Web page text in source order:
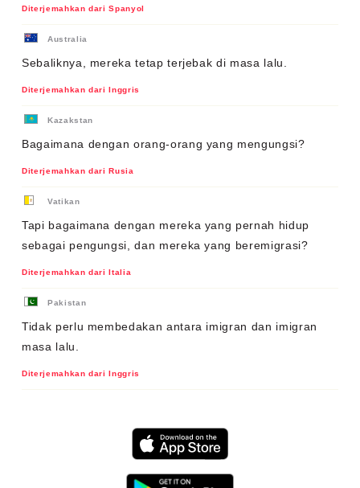
Diterjemahkan dari Spanyol
Australia
Sebaliknya, mereka tetap terjebak di masa lalu.
Diterjemahkan dari Inggris
Kazakstan
Bagaimana dengan orang-orang yang mengungsi?
Diterjemahkan dari Rusia
Vatikan
Tapi bagaimana dengan mereka yang pernah hidup
sebagai pengungsi, dan mereka yang beremigrasi?
Diterjemahkan dari Italia
Pakistan
Tidak perlu membedakan antara imigran dan imigran
masa lalu.
Diterjemahkan dari Inggris